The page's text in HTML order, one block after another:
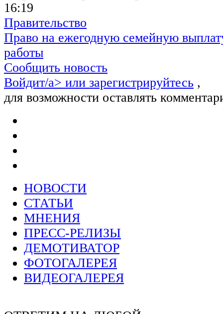
16:19
Правительство
Право на ежегодную семейную
работы
Сообщить новость
Войдит/a> или зарегистрируйтесь ,
для возможности оставлять
НОВОСТИ
СТАТЬИ
МНЕНИЯ
ПРЕСС-РЕЛИЗЫ
ДЕМОТИВАТОР
ФОТОГАЛЕРЕЯ
ВИДЕОГАЛЕРЕЯ